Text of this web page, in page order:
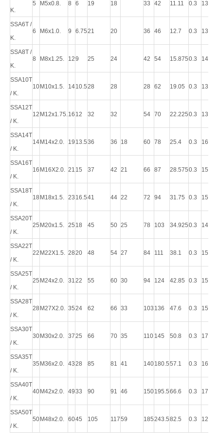
K.
5 M5x0.8. 8 6 19 18 33 42 11.11 0.3 13
SSA6T /
K.
6 M6x1.0. 9 6.7521 20 36 46 12.7 0.3 13
SSA8T /
K.
8 M8x1.25. 129 25 24 42 54 15.8750.3 14
SSA10T
/ K.
10 M10x1.5. 1410.528 28 28 62 19.05 0.3 13
SSA12T
/ K.
12 M12x1.75.16 12 32 32 54 70 22.2250.3 13
SSA14T
/ K.
14 M14x2.0. 19 13.536 36 18 60 78 25.4 0.3 16
SSA16T
/ K.
16 M16X2.0. 21 15 37 42 21 66 87 28.5750.3 15
SSA18T
/ K.
18 M18x1.5. 23 16.541 44 22 72 94 31.75 0.3 15
SSA20T
/ K.
25 M20x1.5. 25 18 45 50 25 78 103 34.9250.3 14
SSA22T
/ K.
22 M22X1.5. 2820 48 54 27 84 111 38.1 0.3 15
SSA25T
/ K.
25 M24x2.0. 3122 55 60 30 94 124 42.85 0.3 15
SSA28T
/ K.
28 M27X2.0. 3524 62 66 33 103 136 47.6 0.3 15
SSA30T
/ K.
30 M30x2.0. 3725 66 70 35 110 145 50.8 0.3 17
SSA35T
/ K.
35 M36x2.0. 4328 85 81 41 140180.557.1 0.3 16
SSA40T
/ K.
40 M42x2.0. 4933 90 91 46 150195.566.6 0.3 17
SSA50T
/ K.
50 M48x2.0. 6045 105 11759 185243.582.5 0.3 12